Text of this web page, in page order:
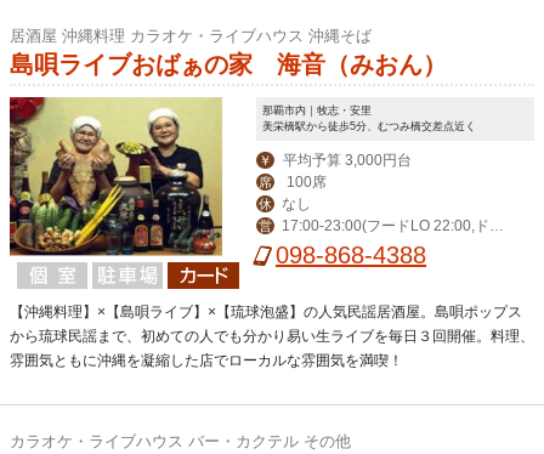
居酒屋 沖縄料理 カラオケ・ライブハウス 沖縄そば
島唄ライブおばぁの家 海音（みおん）
那覇市内｜牧志・安里
美栄橋駅から徒歩5分、むつみ橋交差点近く
￥ 平均予算 3,000円台
席 100席
休 なし
営
17:00-23:00(フードLO 22:00,ドリ
ンクLO 22:30)※夏季は30分延長
098-868-4388
【沖縄料理】×【島唄ライブ】×【琉球泡盛】の人気民謡居酒屋。島唄ポップス
から琉球民謡まで、初めての人でも分かり易い生ライブを毎日３回開催。料理、
雰囲気ともに沖縄を凝縮した店でローカルな雰囲気を満喫！
カラオケ・ライブハウス バー・カクテル その他